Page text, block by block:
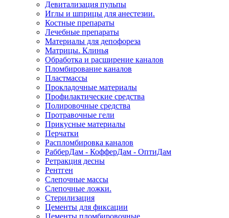
Девитализация пульпы
Иглы и шприцы для анестезии.
Костные препараты
Лечебные препараты
Материалы для депофореза
Матрицы. Клинья
Обработка и расширение каналов
Пломбирование каналов
Пластмассы
Прокладочные материалы
Профилактические средства
Полировочные средства
Протравочные гели
Прикусные материалы
Перчатки
Распломбировка каналов
РабберДам - КофферДам - ОптиДам
Ретракция десны
Рентген
Слепочные массы
Слепочные ложки.
Стерилизация
Цементы для фиксации